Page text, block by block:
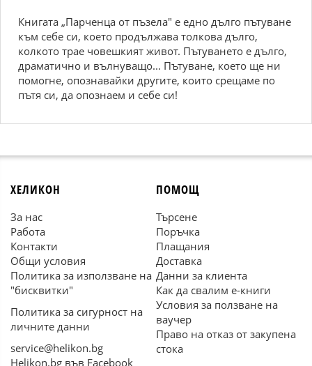
Книгата „Парченца от пъзела" е едно дълго пътуване
към себе си, което продължава толкова дълго,
колкото трае човешкият живот. Пътуването е дълго,
драматично и вълнуващо... Пътуване, което ще ни
помогне, опознавайки другите, които срещаме по
пътя си, да опознаем и себе си!
ХЕЛИКОН
За нас
Работа
Контакти
Общи условия
Политика за използване на
"бисквитки"
Политика за сигурност на
личните данни
service@helikon.bg
Helikon.bg във Facebook
ПОМОЩ
Търсене
Поръчка
Плащания
Доставка
Данни за клиента
Как да свалим е-книги
Условия за ползване на
ваучер
Право на отказ от закупена
стока